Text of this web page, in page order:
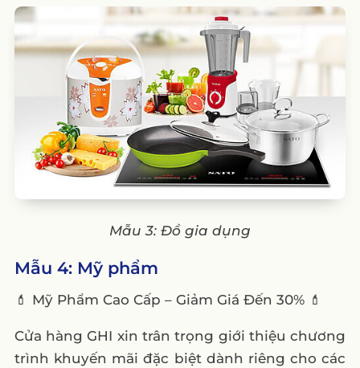
Mẫu 3: Đồ gia dụng
Mẫu 4: Mỹ phẩm
💄 Mỹ Phẩm Cao Cấp – Giảm Giá Đến 30% 💄
Cửa hàng GHI xin trân trọng giới thiệu chương
trình khuyến mãi đặc biệt dành riêng cho các